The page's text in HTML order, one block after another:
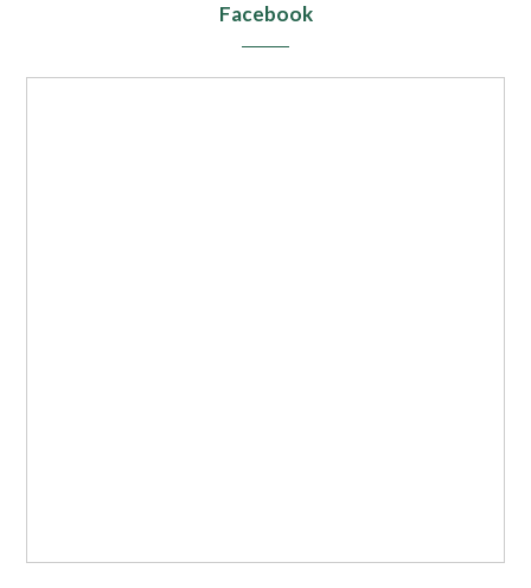
Facebook